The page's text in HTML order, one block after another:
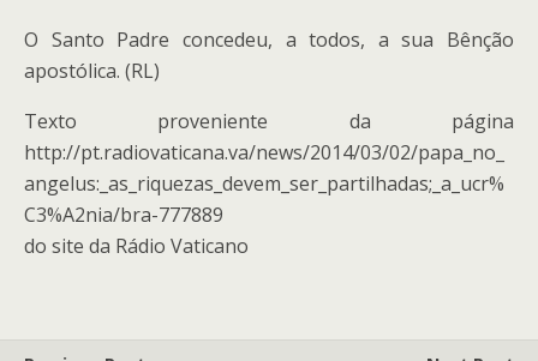
O Santo Padre concedeu, a todos, a sua Bênção
apostólica. (RL)
Texto proveniente da página
http://pt.radiovaticana.va/news/2014/03/02/papa_no_
angelus:_as_riquezas_devem_ser_partilhadas;_a_ucr%
C3%A2nia/bra-777889
do site da Rádio Vaticano